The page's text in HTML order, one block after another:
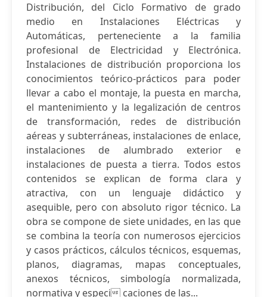
Distribución, del Ciclo Formativo de grado
medio en Instalaciones Eléctricas y
Automáticas, perteneciente a la familia
profesional de Electricidad y Electrónica.
Instalaciones de distribución proporciona los
conocimientos teórico-prácticos para poder
llevar a cabo el montaje, la puesta en marcha,
el mantenimiento y la legalización de centros
de transformación, redes de distribución
aéreas y subterráneas, instalaciones de enlace,
instalaciones de alumbrado exterior e
instalaciones de puesta a tierra. Todos estos
contenidos se explican de forma clara y
atractiva, con un lenguaje didáctico y
asequible, pero con absoluto rigor técnico. La
obra se compone de siete unidades, en las que
se combina la teoría con numerosos ejercicios
y casos prácticos, cálculos técnicos, esquemas,
planos, diagramas, mapas conceptuales,
anexos técnicos, simbología normalizada,
normativa y especi caciones de las...